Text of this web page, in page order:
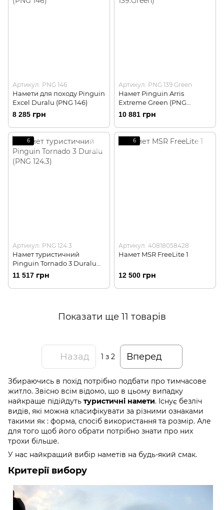
Артикул: PNG 146
Намети для походу Pinguin
Excel Duralu (PNG 146)
8 285 грн
Артикул: PNG 139.Green
Намет Pinguin Arris
Extreme Green (PNG
139.Green)
10 881 грн
6
Артикул: PNG 124.3
Намет туристичний
Pinguin Tornado 3 Duralu
(PNG 124.3)
11 517 грн
6
Артикул: 40818058428
Намет MSR FreeLite 1
12 500 грн
Показати ще 11 товарів
Назад 1 з 2 Вперед
Збираючись в похід потрібно подбати про тимчасове
житло. Звісно всім відомо, що в цьому випадку
найкраще підійдуть туристичні намети. Існує безліч
видів, які можна класифікувати за різними ознаками
такими як : форма, спосіб використання та розмір. Але
для того щоб його обрати потрібно знати про них
трохи більше.
У нас найкращий вибір наметів на будь-який смак.
Критерії вибору